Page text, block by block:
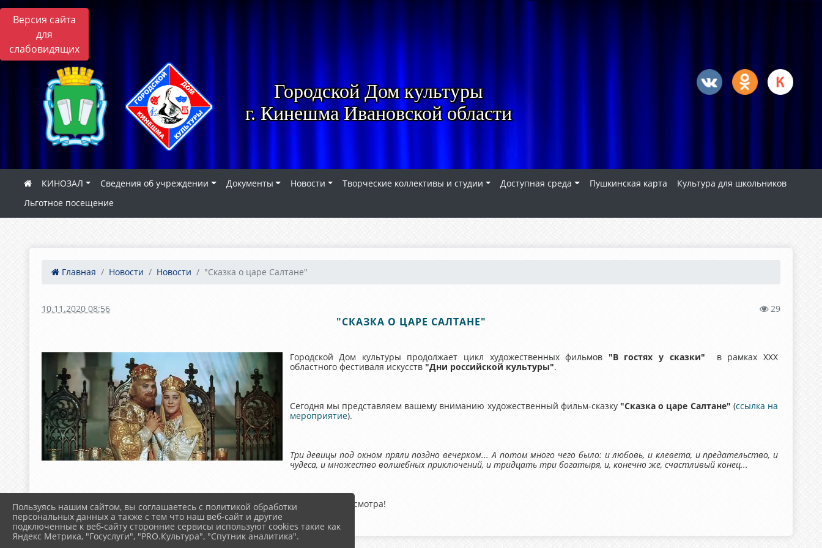
Версия сайта
для
слабовидящих
Городской Дом культуры
г. Кинешма Ивановской области
КИНОЗАЛ Сведения об учреждении Документы Новости Творческие коллективы и студии Доступная среда Пушкинская карта
Культура для школьников
Льготное посещение
Главная Новости Новости "Сказка о царе Салтане"
10.11.2020 08:56 29
"СКАЗКА О ЦАРЕ САЛТАНЕ"
Городской Дом культуры продолжает цикл художественных фильмов "В гостях у сказки" в рамках XXX
областного фестиваля искусств"Дни российской культуры".
Сегодня мы представляем вашему вниманию художественный фильм-сказку "Сказка о царе Салтане" (ссылка на
мероприятие).
Три девицы под окном пряли поздно вечерком... А потом много чего было: и любовь, и клевета, и предательство, и
чудеса, и множество волшебных приключений, и тридцать три богатыря, и, конечно же, счастливый конец...
Приятного просмотра!
Пользуясь нашим сайтом, вы соглашаетесь с политикой обработки
персональных данных а также с тем что наш веб-сайт и другие
подключенные к веб-сайту сторонние сервисы используют cookies такие как
Яндекс Метрика, "Госуслуги", "PRO.Культура", "Спутник аналитика".